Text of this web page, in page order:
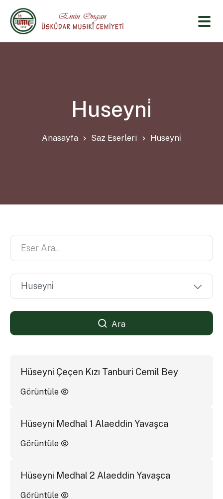
Huseyni̇
Anasayfa Saz Eserleri Huseyni̇
Ara
Hüseyni Çeçen Kızı Tanburi Cemil Bey
Görüntüle
Hüseyni Medhal 1 Alaeddin Yavaşca
Görüntüle
Hüseyni Medhal 2 Alaeddin Yavaşca
Görüntüle